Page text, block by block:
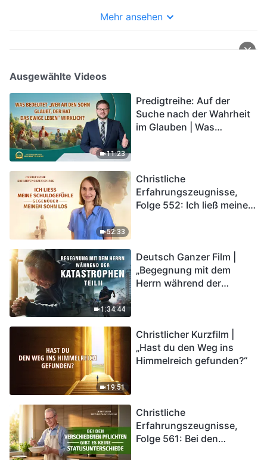
Mehr ansehen
Ausgewählte Videos
11:23
Predigtreihe: Auf der
Suche nach der Wahrheit
im Glauben | Was
52:33
Christliche
Erfahrungszeugnisse,
Folge 552: Ich ließ meine
1:34:44
Deutsch Ganzer Film |
„Begegnung mit dem
Herrn während der
in das Königreich Gottes
eintreten?
19:51
Christlicher Kurzfilm |
„Hast du den Weg ins
Himmelreich gefunden?“
Christliche
Erfahrungszeugnisse,
Folge 561: Bei den